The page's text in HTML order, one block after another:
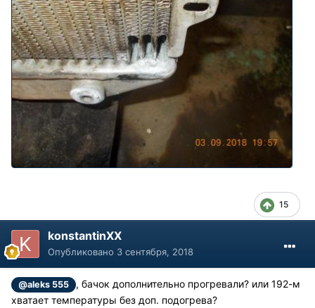
15
konstantinXX
Опубликовано 3 сентября, 2018
@aleks 555
, бачок дополнительно прогревали? или 192-м
хватает температуры без доп. подогрева?